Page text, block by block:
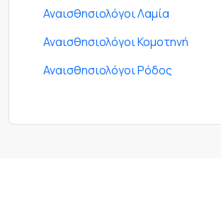
Αναισθησιολόγοι Λαμία
Αναισθησιολόγοι Κομοτηνή
Αναισθησιολόγοι Ρόδος